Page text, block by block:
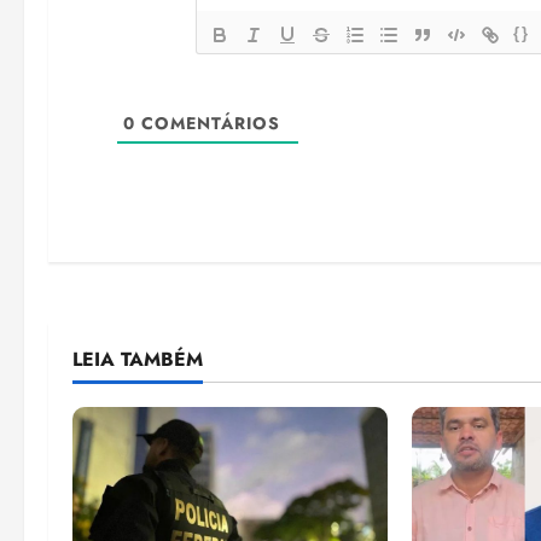
{}
0 COMENTÁRIOS
LEIA TAMBÉM